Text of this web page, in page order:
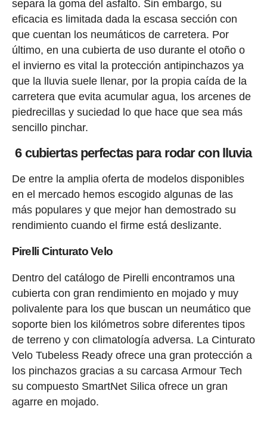
separa la goma del asfalto. Sin embargo, su
eficacia es limitada dada la escasa sección con
que cuentan los neumáticos de carretera. Por
último, en una cubierta de uso durante el otoño o
el invierno es vital la protección antipinchazos ya
que la lluvia suele llenar, por la propia caída de la
carretera que evita acumular agua, los arcenes de
piedrecillas y suciedad lo que hace que sea más
sencillo pinchar.
6 cubiertas perfectas para rodar con lluvia
De entre la amplia oferta de modelos disponibles
en el mercado hemos escogido algunas de las
más populares y que mejor han demostrado su
rendimiento cuando el firme está deslizante.
Pirelli Cinturato Velo
Dentro del catálogo de Pirelli encontramos una
cubierta con gran rendimiento en mojado y muy
polivalente para los que buscan un neumático que
soporte bien los kilómetros sobre diferentes tipos
de terreno y con climatología adversa. La Cinturato
Velo Tubeless Ready ofrece una gran protección a
los pinchazos gracias a su carcasa Armour Tech
su compuesto SmartNet Silica ofrece un gran
agarre en mojado.